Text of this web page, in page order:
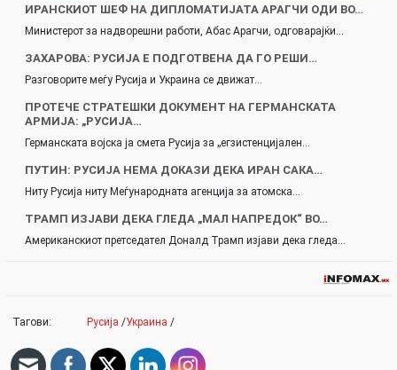
ИРАНСКИОТ ШЕФ НА ДИПЛОМАТИЈАТА АРАГЧИ ОДИ ВО…
Министерот за надворешни работи, Абас Арагчи, одговарајќи…
ЗАХАРОВА: РУСИЈА Е ПОДГОТВЕНА ДА ГО РЕШИ…
Разговорите меѓу Русија и Украина се движат…
ПРОТЕЧЕ СТРАТЕШКИ ДОКУМЕНТ НА ГЕРМАНСКАТА
АРМИЈА: „РУСИЈА…
Германската војска ја смета Русија за „егзистенцијален…
ПУТИН: РУСИЈА НЕМА ДОКАЗИ ДЕКА ИРАН САКА…
Ниту Русија ниту Меѓународната агенција за атомска…
ТРАМП ИЗЈАВИ ДЕКА ГЛЕДА „МАЛ НАПРЕДОК“ ВО…
Американскиот претседател Доналд Трамп изјави дека гледа…
Тагови: Русија /Украина /